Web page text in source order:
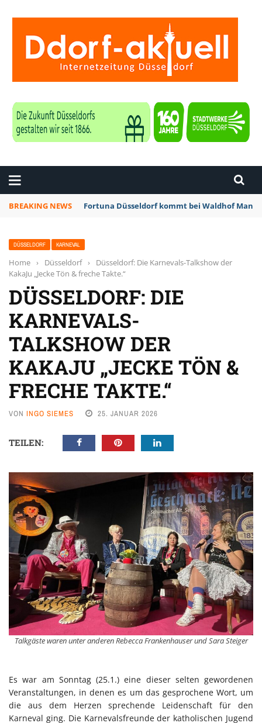
BREAKING NEWS Fortuna Düsseldorf kommt bei Waldhof
DÜSSELDORF KARNEVAL
Home › Düsseldorf ›
Düsseldorf: Die Karnevals-Talkshow der
KakaJu „Jecke Tön & freche Takte.“
DÜSSELDORF: DIE
KARNEVALS-
TALKSHOW DER
KAKAJU „JECKE TÖN &
FRECHE TAKTE.“
VON INGO SIEMES 25. JANUAR 2026
TEILEN:
Talkgäste waren unter anderen Rebecca Frankenhauser und Sara Steiger
Es war am Sonntag (25.1.) eine dieser selten gewordenen
Veranstaltungen, in denen es um das gesprochene Wort, um
die aus dem Herzen sprechende Leidenschaft für den
Karneval ging. Die Karnevalsfreunde der katholischen Jugend